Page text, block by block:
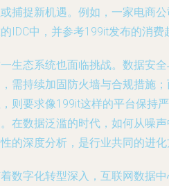
捕捉新机遇。例如，一家电商
IDC中，并参考199it发布的消费
生态系统也面临挑战。数据安
需持续加固防火墙与合规措施
则要求像199it这样的平台保持
在数据泛滥的时代，如何从噪
的深度分析，是行业共同的进化
数字化转型深入，互联网数据